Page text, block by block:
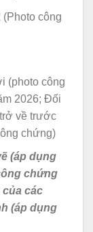
(Photo công
(photo công
2026; Đối
về trước
chứng)
(áp dụng
chứng
của các
(áp dụng